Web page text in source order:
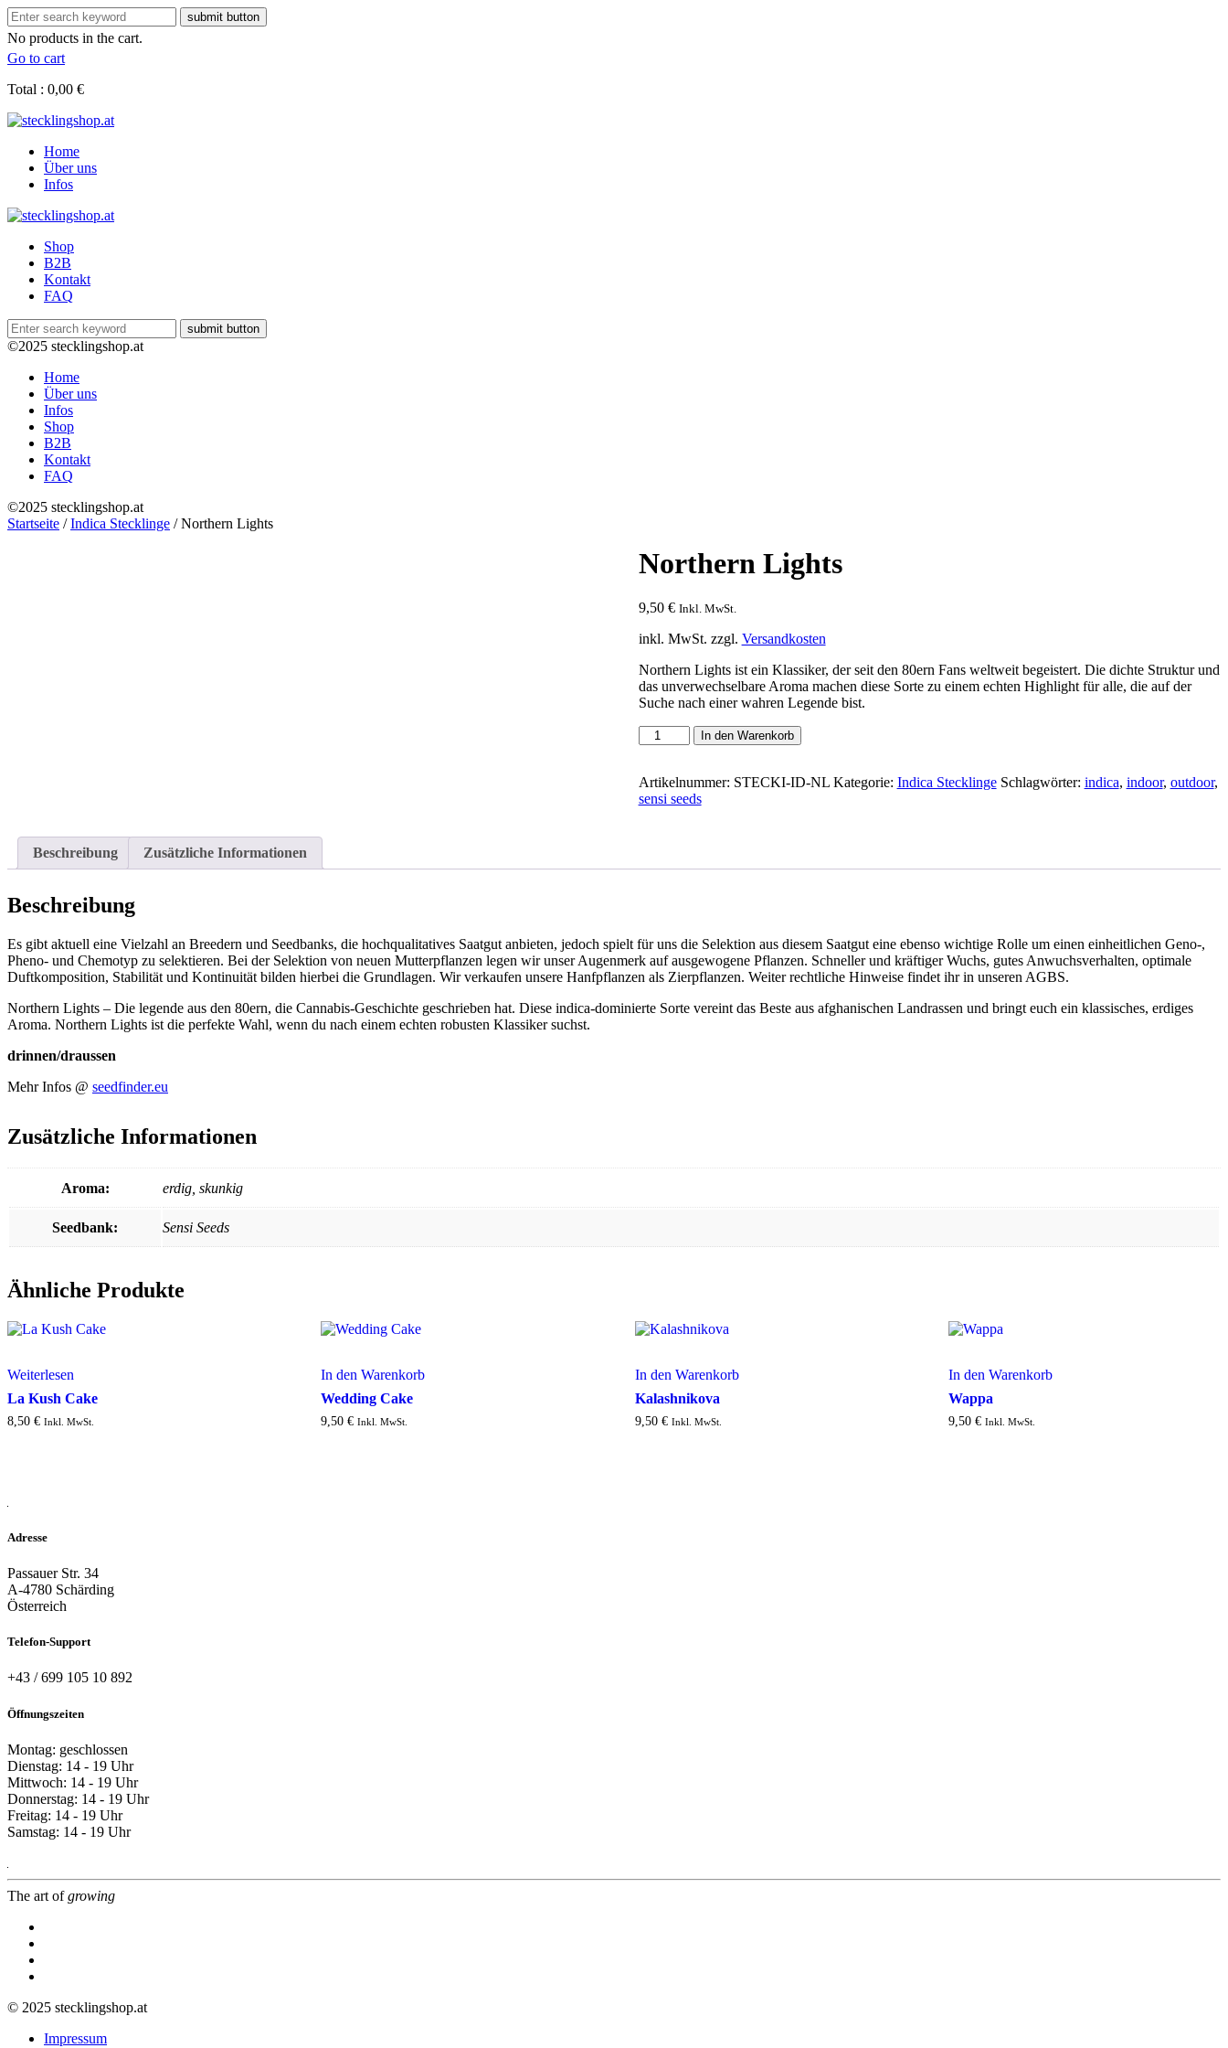
No products in the cart.
Go to cart
Total : 0,00 €
Home
Über uns
Infos
Shop
B2B
Kontakt
FAQ
©2025 stecklingshop.at
Home
Über uns
Infos
Shop
B2B
Kontakt
FAQ
©2025 stecklingshop.at
Startseite /Indica Stecklinge / Northern Lights
Northern Lights
9,50 € Inkl. MwSt.
inkl. MwSt. zzgl. Versandkosten
Northern Lights ist ein Klassiker, der seit den 80ern Fans weltweit begeistert. Die dichte Struktur und
das unverwechselbare Aroma machen diese Sorte zu einem echten Highlight für alle, die auf der
Suche nach einer wahren Legende bist.
Northern
Lights
In den Warenkorb
Artikelnummer: STECKI-ID-NL Kategorie: Indica Stecklinge Schlagwörter: indica, indoor, outdoor,
sensi seeds
Beschreibung Zusätzliche Informationen
Beschreibung
Es gibt aktuell eine Vielzahl an Breedern und Seedbanks, die hochqualitatives Saatgut anbieten, jedoch spielt für uns die Selektion aus diesem Saatgut eine ebenso wichtige Rolle um einen einheitlichen Geno-,
Pheno- und Chemotyp zu selektieren. Bei der Selektion von neuen Mutterpflanzen legen wir unser Augenmerk auf ausgewogene Pflanzen. Schneller und kräftiger Wuchs, gutes Anwuchsverhalten, optimale
Duftkomposition, Stabilität und Kontinuität bilden hierbei die Grundlagen. Wir verkaufen unsere Hanfpflanzen als Zierpflanzen. Weiter rechtliche Hinweise findet ihr in unseren AGBS.
Northern Lights – Die legende aus den 80ern, die Cannabis-Geschichte geschrieben hat. Diese indica-dominierte Sorte vereint das Beste aus afghanischen Landrassen und bringt euch ein klassisches, erdiges
Aroma. Northern Lights ist die perfekte Wahl, wenn du nach einem echten robusten Klassiker suchst.
drinnen/draussen
Mehr Infos @ seedfinder.eu
Zusätzliche Informationen
Aroma: erdig, skunkig
Seedbank: Sensi Seeds
Ähnliche Produkte
Weiterlesen
La Kush Cake
8,50 € Inkl. MwSt.
In den Warenkorb
Wedding Cake
9,50€ Inkl. MwSt.
In den Warenkorb
Kalashnikova
9,50 € Inkl. MwSt.
In den Warenkorb
Wappa
9,50 € Inkl. MwSt.
Adresse
Passauer Str. 34
A-4780 Schärding
Österreich
Telefon-Support
+43 / 699 105 10 892
Öffnungszeiten
Montag: geschlossen
Dienstag: 14 - 19 Uhr
Mittwoch: 14 - 19 Uhr
Donnerstag: 14 - 19 Uhr
Freitag: 14 - 19 Uhr
Samstag: 14 - 19 Uhr
The art ofgrowing
© 2025 stecklingshop.at
Impressum